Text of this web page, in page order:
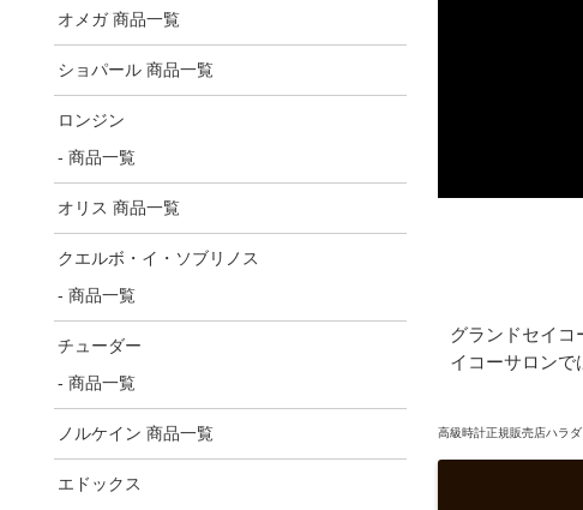
グランドセイコ
イコーサロンで
高級時計正規販売店ハラ
オメガ 商品一覧
ショパール 商品一覧
ロンジン
- 商品一覧
オリス 商品一覧
クエルボ・イ・ソブリノス
- 商品一覧
チューダー
- 商品一覧
ノルケイン 商品一覧
エドックス